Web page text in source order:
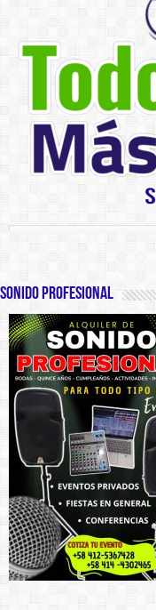
SONIDO PROFESIONAL